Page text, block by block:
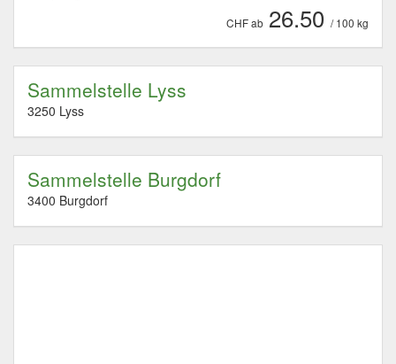
CHF ab 26.50 / 100 kg
Sammelstelle Lyss
3250 Lyss
Sammelstelle Burgdorf
3400 Burgdorf